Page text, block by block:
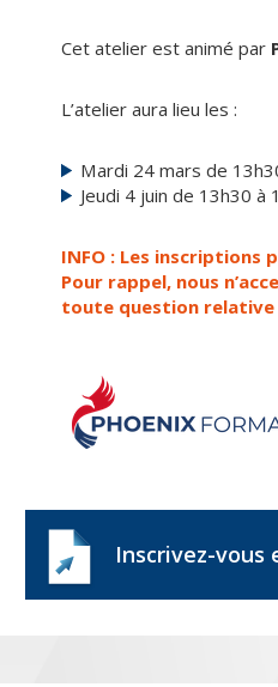
Cet atelier est animé par
L’atelier aura lieu les :
Mardi 24 mars de
Jeudi 4 juin de 13h30 à
INFO : Les inscriptions
Pour rappel, nous
toute question relative
Inscrivez-vous